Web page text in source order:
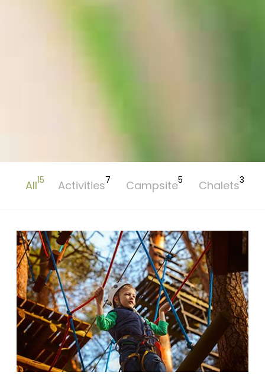
All15 Activities7 Campsite5 Chalets3